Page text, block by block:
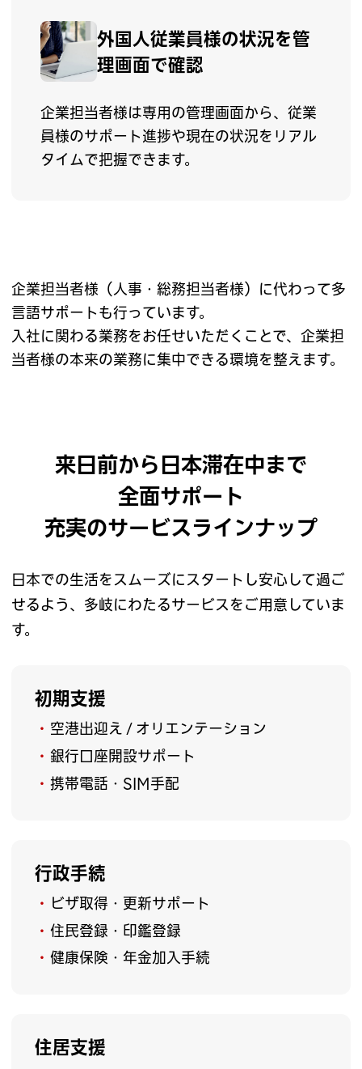
外国人従業員様の状況を管
理画面で確認
企業担当者様は専用の管理画面から、従業
員様のサポート進捗や現在の状況をリアル
タイムで把握できます。
企業担当者様（人事・総務担当者様）に代わって多
言語サポートも行っています。
入社に関わる業務をお任せいただくことで、企業担
当者様の本来の業務に集中できる環境を整えます。
来日前から日本滞在中まで
全面サポート
充実のサービスラインナップ
日本での生活をスムーズにスタートし安心して過ご
せるよう、 多岐にわたるサービスをご用意していま
す。
初期支援
空港出迎え / オリエンテーション
銀行口座開設サポート
携帯電話・SIM手配
行政手続
ビザ取得・更新サポート
住民登録・印鑑登録
健康保険・年金加入手続
住居支援